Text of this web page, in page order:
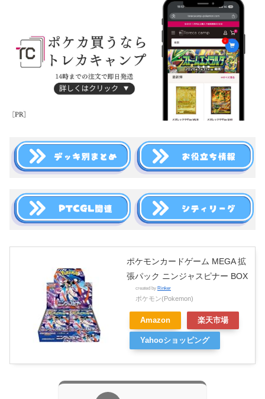
ポケモンカードゲーム MEGA 拡
張パック ニンジャスピナー BOX
created by Rinker
ポケモン(Pokemon)
Amazon 楽天市場
Yahooショッピング